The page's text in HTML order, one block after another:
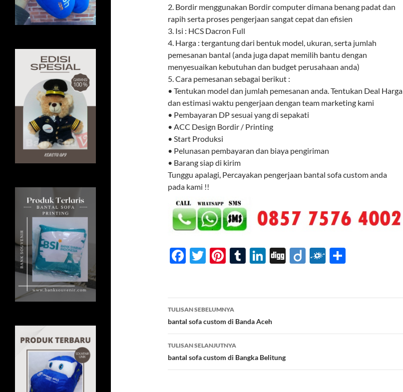
2. Bordir menggunakan Bordir computer dimana benang padat dan
rapih serta proses pengerjaan sangat cepat dan efisien
3. Isi : HCS Dacron Full
4. Harga : tergantung dari bentuk model, ukuran, serta jumlah
pemesanan bantal (anda juga dapat memilih bantu dengan
menyesuaikan kebutuhan dan budget perusahaan anda)
5. Cara pemesanan sebagai berikut :
• Tentukan model dan jumlah pemesanan anda. Tentukan Deal Harga
dan estimasi waktu pengerjaan dengan team marketing kami
• Pembayaran DP sesuai yang di sepakati
• ACC Design Bordir / Printing
• Start Produksi
• Pelunasan pembayaran dan biaya pengiriman
• Barang siap di kirim
Tunggu apalagi, Percayakan pengerjaan bantal sofa custom anda
pada kami !!
F
b
o
o
k
T
er
Pi
es
t
T
bl
r
Li
e
dI
n
Di Di F
d e
Navigasi
Tulisan
TULISAN SEBELUMNYA
bantal sofa custom di Banda Aceh
TULISAN SELANJUTNYA
bantal sofa custom di Bangka Belitung